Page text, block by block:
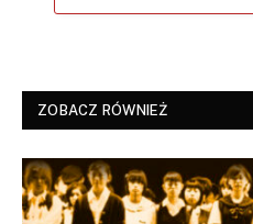
ZOBACZ RÓWNIEŻ